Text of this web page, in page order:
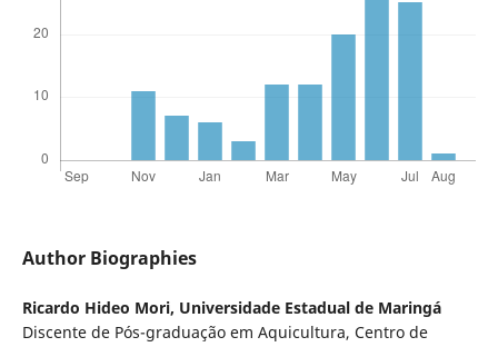
Author Biographies
Ricardo Hideo Mori, Universidade Estadual de Maringá
Discente de Pós-graduação em Aquicultura, Centro de